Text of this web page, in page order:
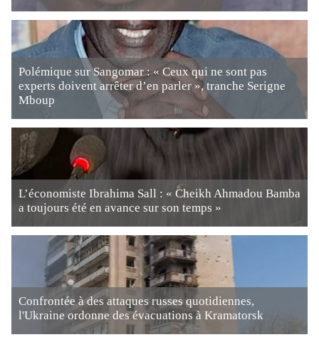
Polémique sur Sangomar : « Ceux qui ne sont pas
experts doivent arrêter d’en parler », tranche Serigne
Mboup
L’économiste Ibrahima Sall : « Cheikh Ahmadou Bamba
a toujours été en avance sur son temps »
Confrontée à des attaques russes quotidiennes,
l'Ukraine ordonne des évacuations à Kramatorsk